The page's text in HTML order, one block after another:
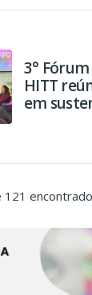
3°
HITT
em
121